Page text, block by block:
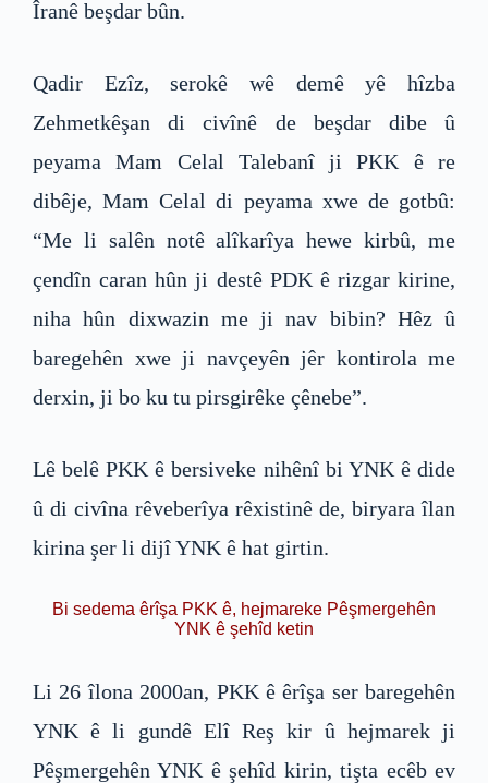
Îranê beşdar bûn.
Qadir Ezîz, serokê wê demê yê hîzba
Zehmetkêşan di civînê de beşdar dibe û
peyama Mam Celal Talebanî ji PKK ê re
dibêje, Mam Celal di peyama xwe de gotbû:
“Me li salên notê alîkarîya hewe kirbû, me
çendîn caran hûn ji destê PDK ê rizgar kirine,
niha hûn dixwazin me ji nav bibin? Hêz û
baregehên xwe ji navçeyên jêr kontirola me
derxin, ji bo ku tu pirsgirêke çênebe”.
Lê belê PKK ê bersiveke nihênî bi YNK ê dide
û di civîna rêveberîya rêxistinê de, biryara îlan
kirina şer li dijî YNK ê hat girtin.
Bi sedema êrîşa PKK ê, hejmareke Pêşmergehên
YNK ê şehîd ketin
Li 26 îlona 2000an, PKK ê êrîşa ser baregehên
YNK ê li gundê Elî Reş kir û hejmarek ji
Pêşmergehên YNK ê şehîd kirin, tişta ecêb ev